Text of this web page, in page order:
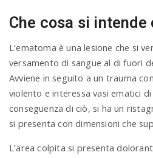
Che cosa si intende
L’ematoma è una lesione che si
versamento di sangue al di fuori
Avviene in seguito a un trauma
violento e interessa vasi ematici
conseguenza di ciò, si ha un
si presenta con dimensioni che
L’area colpita si presenta